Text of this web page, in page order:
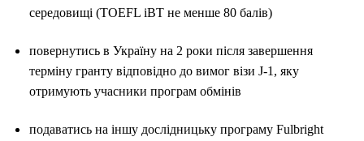
середовищі (TOEFL iBT не менше 80 балів)
повернутись в Україну на 2 роки після завершення
терміну гранту відповідно до вимог візи J-1, яку
отримують учасники програм обмінів
подаватись на іншу дослідницьку програму Fulbright